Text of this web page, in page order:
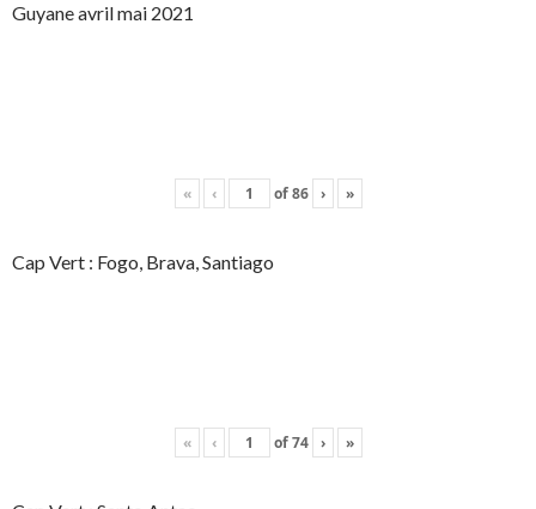
Guyane avril mai 2021
« ‹ of86 › »
Cap Vert : Fogo, Brava, Santiago
« ‹ of74 › »